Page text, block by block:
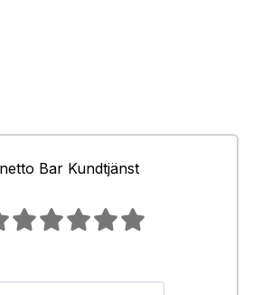
Bar Kundtjänst